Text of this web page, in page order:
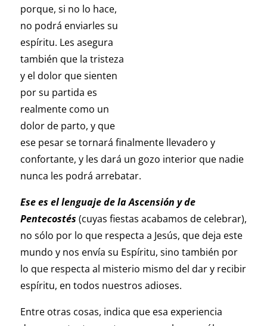
porque, si no lo hace,
no podrá enviarles su
espíritu. Les asegura
también que la tristeza
y el dolor que sienten
por su partida es
realmente como un
dolor de parto, y que
ese pesar se tornará finalmente llevadero y
confortante, y les dará un gozo interior que nadie
nunca les podrá arrebatar.
Ese es el lenguaje de la Ascensión y de
Pentecostés (cuyas fiestas acabamos de celebrar),
no sólo por lo que respecta a Jesús, que deja este
mundo y nos envía su Espíritu, sino también por
lo que respecta al misterio mismo del dar y recibir
espíritu, en todos nuestros adioses.
Entre otras cosas, indica que esa experiencia